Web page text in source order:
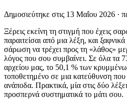
Δημοσιεύτηκε στις 13 Μαΐου 2026 ·
Ξέρεις εκείνη τη στιγμή που έχεις
παραιτείσαι από μια λέξη, και ξαφνικά
σάρωση να τρέχει προς τη «λάθος»
λόγος που σου συμβαίνει. Σε όλα τα
αρχείου μας, το 50,1 % των
τοποθετημένο σε μια κατεύθυνση που
ανάποδα. Πρακτικά, μία στις δύο
προσπερνά συστηματικά το μάτι σου.